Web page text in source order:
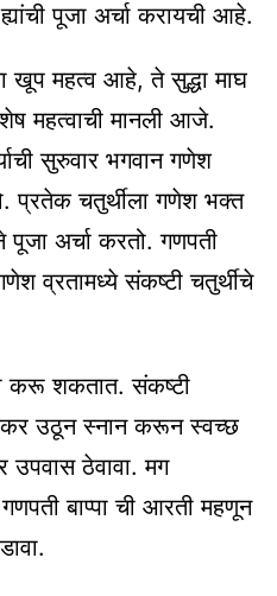
पूजा अर्चा करायची आहे.
खूप महत्व आहे, ते सुद्धा माघ
महत्वाची मानली आजे.
सुरुवार भगवान गणेश
प्रतेक चतुर्थीला गणेश भक्त
पूजा अर्चा करतो. गणपती
व्रतामध्ये संकष्टी चतुर्थीचे
करू शकतात. संकष्टी
उठून स्नान करून स्वच्छ
ठेवावा. मग
बाप्पा ची आरती महणून